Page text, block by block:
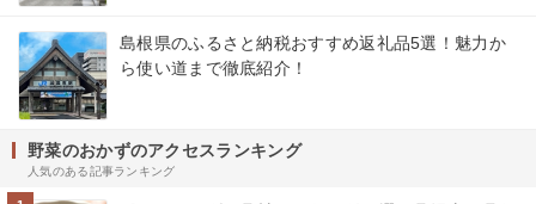
島根県のふるさと納税おすすめ返礼品5選！魅力か
ら使い道まで徹底紹介！
野菜のおかずのアクセスランキング
人気のある記事ランキング